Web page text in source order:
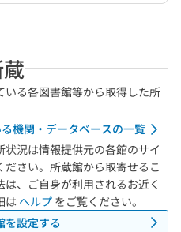
る各図書館等から取得した所
機関・データベースの一覧
況は情報提供元の各館のサイ
ださい。所蔵館から取寄せるこ
、ご自身が利用されるお近く
は ヘルプ をご覧ください。
を設定する